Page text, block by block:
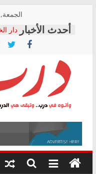
content
الجمعة,
دار
بعد
أين؟
حزب
في
ودعم
درب
وأتوه
درب..
وتبقى
هي